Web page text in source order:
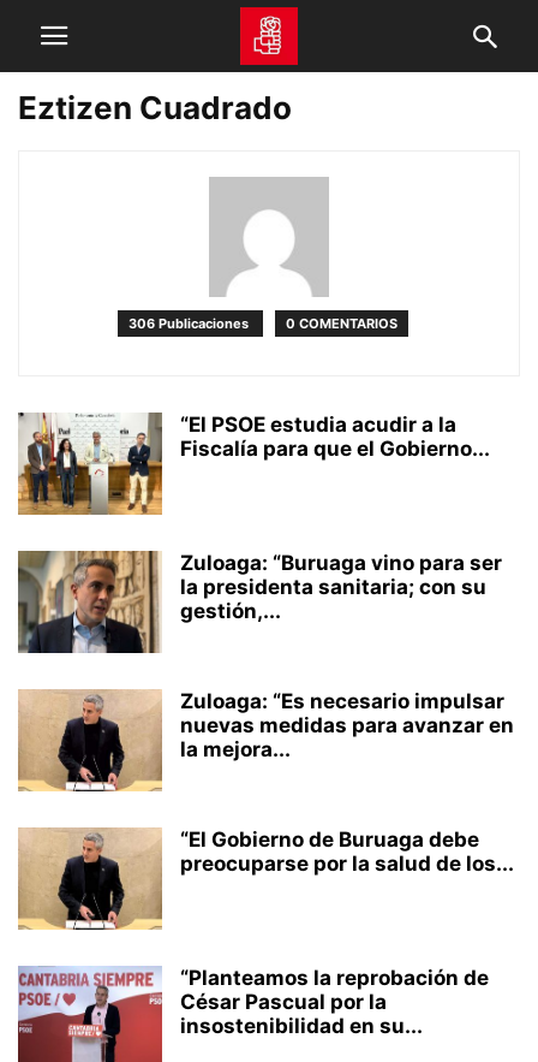
Eztizen Cuadrado
306 Publicaciones 0 COMENTARIOS
“El PSOE estudia acudir a la
Fiscalía para que el Gobierno...
Zuloaga: “Buruaga vino para ser
la presidenta sanitaria; con su
gestión,...
Zuloaga: “Es necesario impulsar
nuevas medidas para avanzar en
la mejora...
“El Gobierno de Buruaga debe
preocuparse por la salud de los...
“Planteamos la reprobación de
César Pascual por la
insostenibilidad en su...